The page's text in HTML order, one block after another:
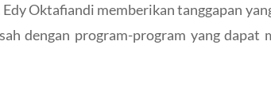
Oktafiandi memberikan tanggapan
dengan program-program yang dapat